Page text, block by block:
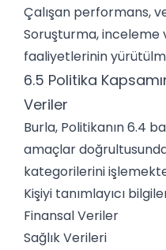
Çalışan performans,
Soruşturma, inceleme
faaliyetlerinin
6.5 Politika
Veriler
Burla, Politikanın 6.4
amaçlar
kategorilerini
Kişiyi tanımlayıcı
Finansal Veriler
Sağlık Verileri